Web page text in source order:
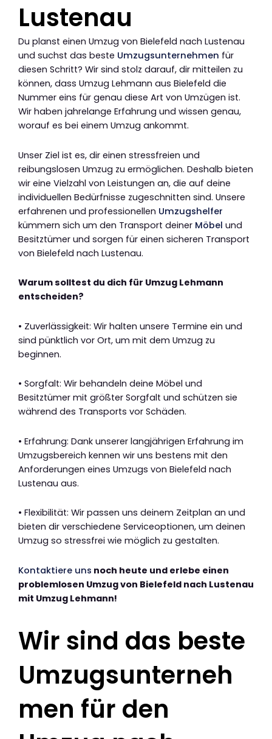
Lustenau
Du planst einen Umzug von Bielefeld nach Lustenau
und suchst das beste Umzugsunternehmen für
diesen Schritt? Wir sind stolz darauf, dir mitteilen zu
können, dass Umzug Lehmann aus Bielefeld die
Nummer eins für genau diese Art von Umzügen ist.
Wir haben jahrelange Erfahrung und wissen genau,
worauf es bei einem Umzug ankommt.
Unser Ziel ist es, dir einen stressfreien und
reibungslosen Umzug zu ermöglichen. Deshalb bieten
wir eine Vielzahl von Leistungen an, die auf deine
individuellen Bedürfnisse zugeschnitten sind. Unsere
erfahrenen und professionellen Umzugshelfer
kümmern sich um den Transport deiner Möbel und
Besitztümer und sorgen für einen sicheren Transport
von Bielefeld nach Lustenau.
Warum solltest du dich für Umzug Lehmann
entscheiden?
• Zuverlässigkeit: Wir halten unsere Termine ein und
sind pünktlich vor Ort, um mit dem Umzug zu
beginnen.
• Sorgfalt: Wir behandeln deine Möbel und
Besitztümer mit größter Sorgfalt und schützen sie
während des Transports vor Schäden.
• Erfahrung: Dank unserer langjährigen Erfahrung im
Umzugsbereich kennen wir uns bestens mit den
Anforderungen eines Umzugs von Bielefeld nach
Lustenau aus.
• Flexibilität: Wir passen uns deinem Zeitplan an und
bieten dir verschiedene Serviceoptionen, um deinen
Umzug so stressfrei wie möglich zu gestalten.
Kontaktiere uns noch heute und erlebe einen
problemlosen Umzug von Bielefeld nach Lustenau
mit Umzug Lehmann!
Wir sind das beste
Umzugsunterneh
men für den